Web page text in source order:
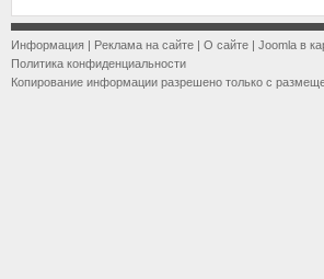
Информация | Реклама на сайте | О сайте | Joomla в
Политика конфиденциальности
Копирование информации разрешено только с